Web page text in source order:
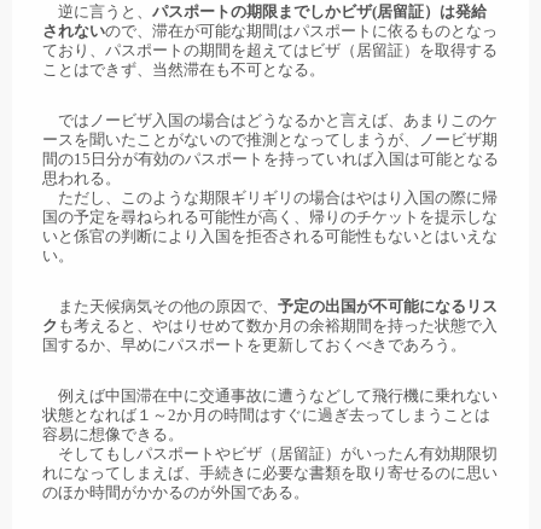
逆に言うと、 パスポートの期限までしかビザ(居留証）は発給
されないので、滞在が可能な期間はパスポートに依るものとなっ
ており、パスポートの期間を超えてはビザ（居留証）を取得する
ことはできず、当然滞在も不可となる。
ではノービザ入国の場合はどうなるかと言えば、あまりこのケ
ースを聞いたことがないので推測となってしまうが、ノービザ期
間の15日分が有効のパスポートを持っていれば入国は可能となる
思われる。
ただし、このような期限ギリギリの場合はやはり入国の際に帰
国の予定を尋ねられる可能性が高く、帰りのチケットを提示しな
いと係官の判断により入国を拒否される可能性もないとはいえな
い。
また天候病気その他の原因で、 予定の出国が不可能になるリス
ク も考えると、やはりせめて数か月の余裕期間を持った状態で入
国するか、早めにパスポートを更新しておくべきであろう。
例えば中国滞在中に交通事故に遭うなどして飛行機に乗れない
状態となれば１～2か月の時間はすぐに過ぎ去ってしまうことは
容易に想像できる。
そしてもしパスポートやビザ（居留証）がいったん有効期限切
れになってしまえば、手続きに必要な書類を取り寄せるのに思い
のほか時間がかかるのが外国である。